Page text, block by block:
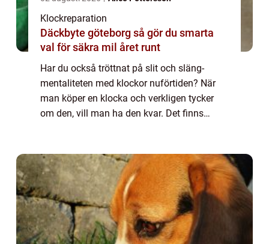
Klockreparation
Däckbyte göteborg så gör du smarta
val för säkra mil året runt
Har du också tröttnat på slit och släng-
mentaliteten med klockor nuförtiden? När
man köper en klocka och verkligen tycker
om den, vill man ha den kvar. Det finns